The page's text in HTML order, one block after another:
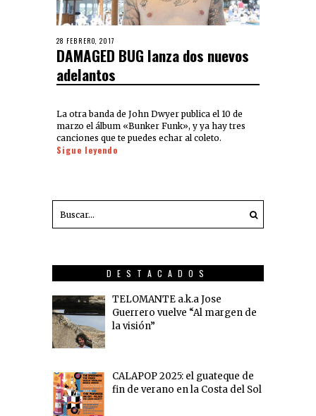
28 FEBRERO, 2017
DAMAGED BUG lanza dos nuevos
adelantos
La otra banda de John Dwyer publica el 10 de
marzo el álbum «Bunker Funk», y ya hay tres
canciones que te puedes echar al coleto.
Sigue leyendo
DESTACADOS
TELOMANTE a.k.a Jose
Guerrero vuelve “Al margen de
la visión”
CALAPOP 2025: el guateque de
fin de verano en la Costa del Sol